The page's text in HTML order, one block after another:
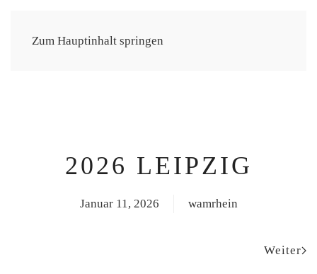
Zum Hauptinhalt springen
CHRISTINE THÜRMER
2026 LEIPZIG
Januar 11, 2026 wamrhein
Weiter